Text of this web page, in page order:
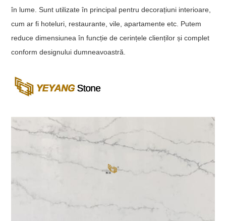
în lume. Sunt utilizate în principal pentru decorațiuni interioare,
cum ar fi hoteluri, restaurante, vile, apartamente etc. Putem
reduce dimensiunea în funcție de cerințele clienților și complet
conform designului dumneavoastră.